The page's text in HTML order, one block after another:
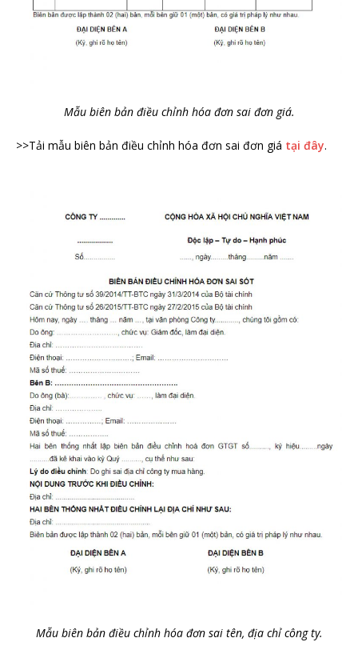
Mẫu biên bản điều chỉnh hóa đơn sai đơn giá.
>>Tải mẫu biên bản điều chỉnh hóa đơn sai đơn giá tại đây.
Mẫu biên bản điều chỉnh hóa đơn sai tên, địa chỉ công ty.